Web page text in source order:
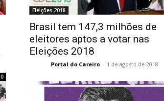
0
Eleições 2018
Brasil tem 147,3 milhões de
eleitores aptos a votar nas
Eleições 2018
Portal do Careiro - 1 de agosto de 2018